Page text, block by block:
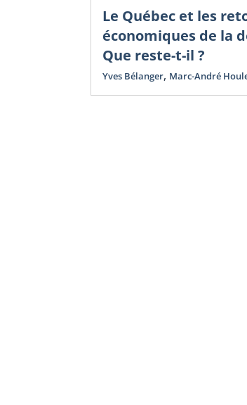
Le Québec et les
économiques de la
Que reste-t-il ?
Yves Bélanger, Marc-André